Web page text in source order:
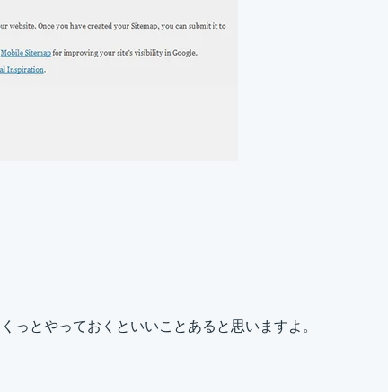
っとやっておくといいことあると思いますよ。